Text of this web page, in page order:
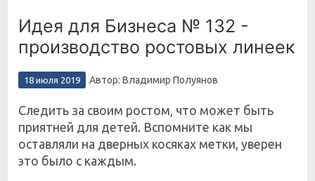
Идея для Бизнеса № 132 -
производство ростовых линеек
18 июля 2019 Автор: Владимир Полуянов
Следить за своим ростом, что может быть
приятней для детей. Вспомните как мы
оставляли на дверных косяках метки, уверен
это было с каждым.